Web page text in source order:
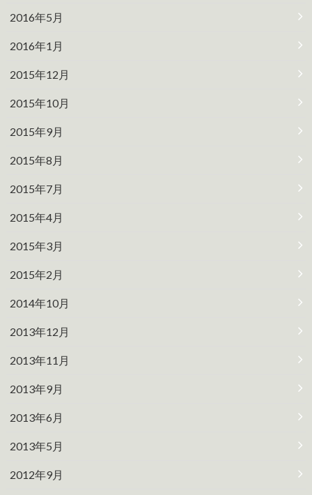
2016年5月
2016年1月
2015年12月
2015年10月
2015年9月
2015年8月
2015年7月
2015年4月
2015年3月
2015年2月
2014年10月
2013年12月
2013年11月
2013年9月
2013年6月
2013年5月
2012年9月